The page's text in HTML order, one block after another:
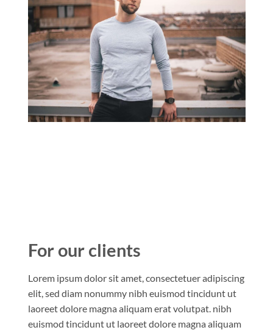
For our clients
Lorem ipsum dolor sit amet, consectetuer adipiscing
elit, sed diam nonummy nibh euismod tincidunt ut
laoreet dolore magna aliquam erat volutpat. nibh
euismod tincidunt ut laoreet dolore magna aliquam